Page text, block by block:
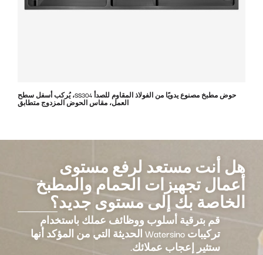
حوض مطبخ مصنوع يدويًا من الفولاذ المقاوم للصدأ SS304، يُركب أسفل سطح
العمل، مقاس الحوض المزدوج متطابق
هل أنت مستعد لرفع مستوى
أعمال تجهيزات الحمام والمطبخ
الخاصة بك إلى مستوى جديد؟
قم بترقية أسلوب ووظائف عملك باستخدام
تركيبات Watersino الحديثة التي من المؤكد أنها
ستثير إعجاب عملائك.